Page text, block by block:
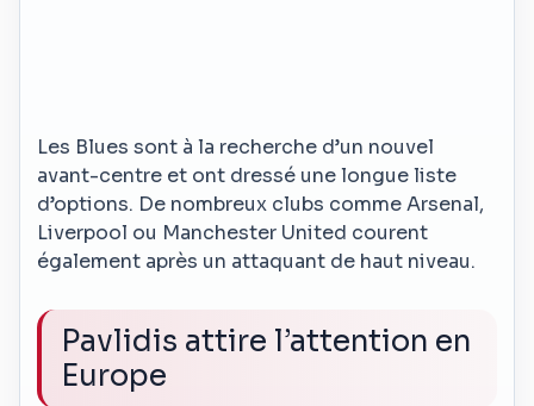
Les Blues sont à la recherche d’un nouvel
avant-centre et ont dressé une longue liste
d’options. De nombreux clubs comme Arsenal,
Liverpool ou Manchester United courent
également après un attaquant de haut niveau.
Pavlidis attire l’attention en
Europe